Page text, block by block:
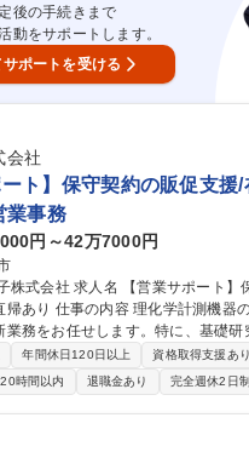
後の手続きまで
動をサポートします。
ポートを受ける
会社
ート】保守契約の販促支援
業事務
円～42万7000円
ート】保守契約の販促支援/在
保守契約の販促支援
業務をお任せします。特に、基礎
援、契約更新手続きのご案内、契約
らの
し、国内各支店のサービスエンジニ
要に応じて訪問などで保守契約の
う)■保守契約の更新業務(既存の保守
年間休日120日以上
資格取得支援あり
時間以内
退職金あり 完全週休2日制